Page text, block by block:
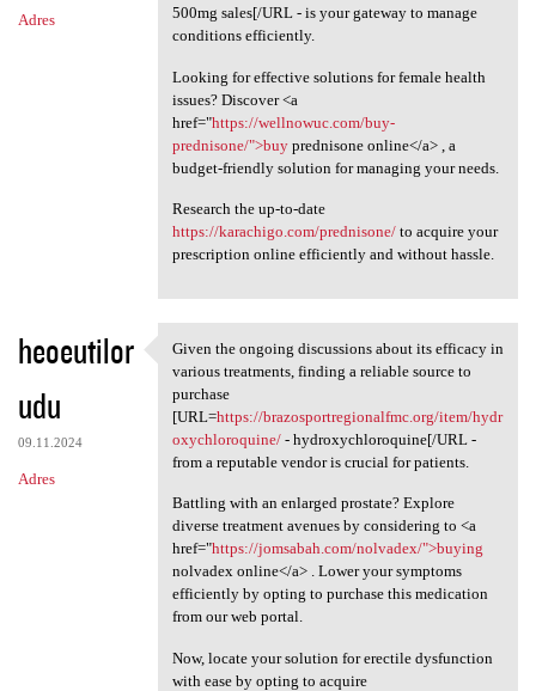
Adres
500mg sales[/URL - is your gateway to manage
conditions efficiently.
Looking for effective solutions for female health
issues? Discover <a
href="https://wellnowuc.com/buy-
prednisone/">buyprednisone online</a> , a
budget-friendly solution for managing your needs.
Research the up-to-date
https://karachigo.com/prednisone/to acquire your
prescription online efficiently and without hassle.
heoeutilor
udu
09.11.2024
Adres
Given the ongoing discussions
Given the ongoing discussions about its efficacy in
various treatments, finding a reliable source to
purchase
[URL=https://brazosportregionalfmc.org/item/hydr
oxychloroquine/- hydroxychloroquine[/URL -
from a reputable vendor is crucial for patients.
Battling with an enlarged prostate? Explore
diverse treatment avenues by considering to <a
href="https://jomsabah.com/nolvadex/">buying
nolvadex online</a> . Lower your symptoms
efficiently by opting to purchase this medication
from our web portal.
Now, locate your solution for erectile dysfunction
with ease by opting to acquire